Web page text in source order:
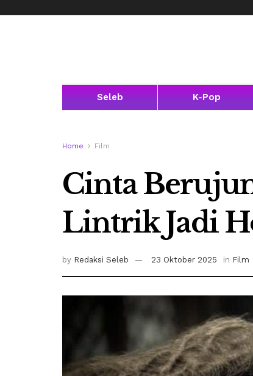
Seleb K-Pop
Home Film
Cinta
Lintrik Jadi
by Redaksi Seleb 23 Oktober 2025 in Film